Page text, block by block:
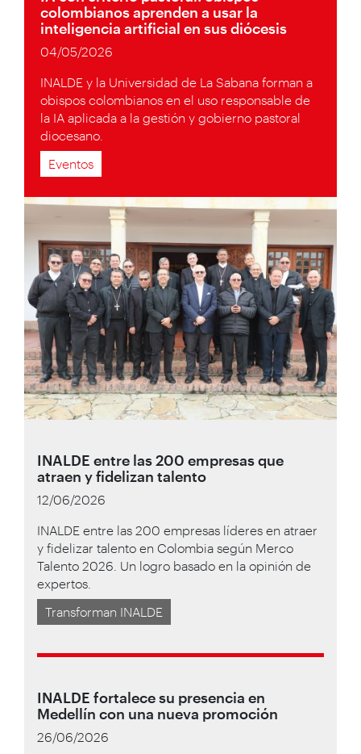
colombianos aprenden a usar la
inteligencia artificial en sus diócesis
04/05/2026
INALDE y la Universidad de La Sabana forman a
obispos colombianos en el uso responsable de
la IA aplicada a la gestión y gobierno pastoral
diocesano.
Eventos
INALDE entre las 200 empresas que
atraen y fidelizan talento
12/06/2026
INALDE entre las 200 empresas líderes en atraer
y fidelizar talento en Colombia según Merco
Talento 2026. Un logro basado en la opinión de
expertos.
Transforman INALDE
INALDE fortalece su presencia en
Medellín con una nueva promoción
26/06/2026